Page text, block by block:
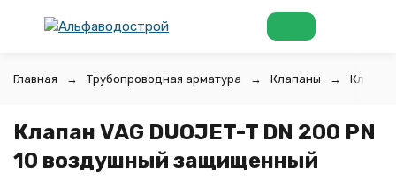
Главная Трубопроводная арматура Клапаны
Клапан VAG DUOJET-T DN 200 PN
10 воздушный защищенный